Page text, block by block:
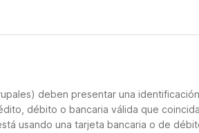
deben presentar una identificación
débito o bancaria válida que
usando una tarjeta bancaria o de